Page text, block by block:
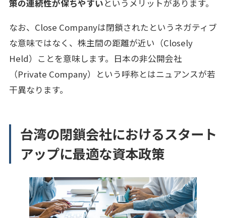
策の連続性が保ちやすいというメリットがあります。
なお、Close Companyは閉鎖されたというネガティブ
な意味ではなく、株主間の距離が近い（Closely
Held）ことを意味します。日本の非公開会社
（Private Company）という呼称とはニュアンスが若
干異なります。
台湾の閉鎖会社におけるスタート
アップに最適な資本政策